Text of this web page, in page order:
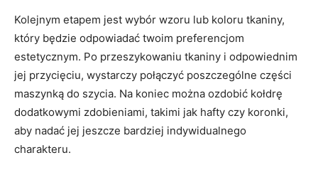
Kolejnym etapem jest wybór wzoru lub koloru ‍tkaniny,⁣
który będzie odpowiadać twoim preferencjom
‍estetycznym. ‌Po przeszykowaniu tkaniny i odpowiednim
jej⁤ przycięciu, wystarczy połączyć poszczególne części
maszynką do szycia. Na koniec można ozdobić ⁣kołdrę
dodatkowymi zdobieniami, ⁢takimi jak⁢ hafty czy koronki,
aby nadać jej jeszcze bardziej indywidualnego
charakteru.